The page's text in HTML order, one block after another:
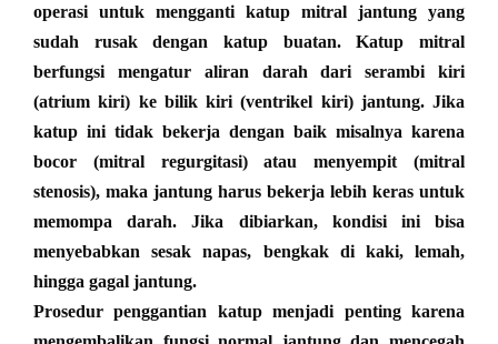
operasi untuk mengganti katup mitral jantung yang
sudah rusak dengan katup buatan. Katup mitral
berfungsi mengatur aliran darah dari serambi kiri
(atrium kiri) ke bilik kiri (ventrikel kiri) jantung. Jika
katup ini tidak bekerja dengan baik misalnya karena
bocor (mitral regurgitasi) atau menyempit (mitral
stenosis), maka jantung harus bekerja lebih keras untuk
memompa darah. Jika dibiarkan, kondisi ini bisa
menyebabkan sesak napas, bengkak di kaki, lemah,
hingga gagal jantung.
Prosedur penggantian katup menjadi penting karena